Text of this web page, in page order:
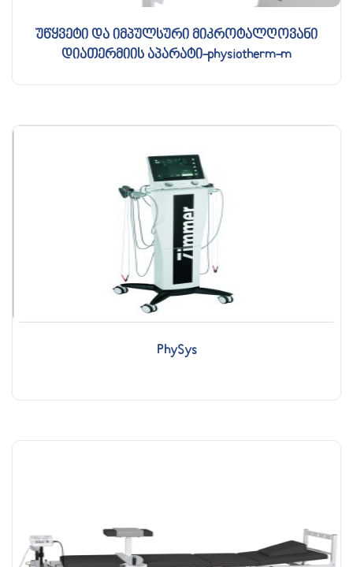
უწყვეტი და იმპულსური მიკროტალღოვანი
დიათერმიის აპარატი-physiotherm-m
PhySys